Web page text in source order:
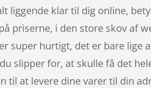
liggende klar til dig online,
priserne, i den store skov af
super hurtigt, det er bare lige
slipper for, at skulle få det
til at levere dine varer til din